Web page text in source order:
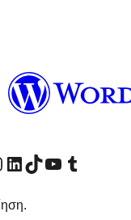
μας στο Facebook
τον λογαριασμό μας Instagram
Επισκεφθείτε τον λογαριασμό μας LinkedIn
Visit our TikTok account
Visit our YouTube channel
Visit our Tumblr account